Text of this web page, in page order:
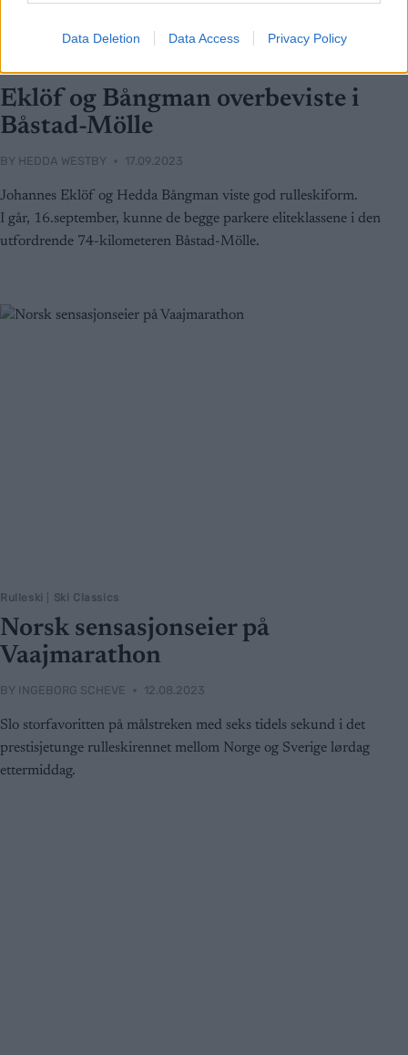
Data Deletion Data Access Privacy Policy
Ski Classics
Eklöf og Bångman overbeviste i
Båstad-Mölle
BY HEDDA WESTBY 17.09.2023
Johannes Eklöf og Hedda Bångman viste god rulleskiform.
I går, 16.september, kunne de begge parkere eliteklassene i den
utfordrende 74-kilometeren Båstad-Mölle.
Rulleski Ski Classics
Norsk sensasjonseier på
Vaajmarathon
BY INGEBORG SCHEVE 12.08.2023
Slo storfavoritten på målstreken med seks tidels sekund i det
prestisjetunge rulleskirennet mellom Norge og Sverige lørdag
ettermiddag.